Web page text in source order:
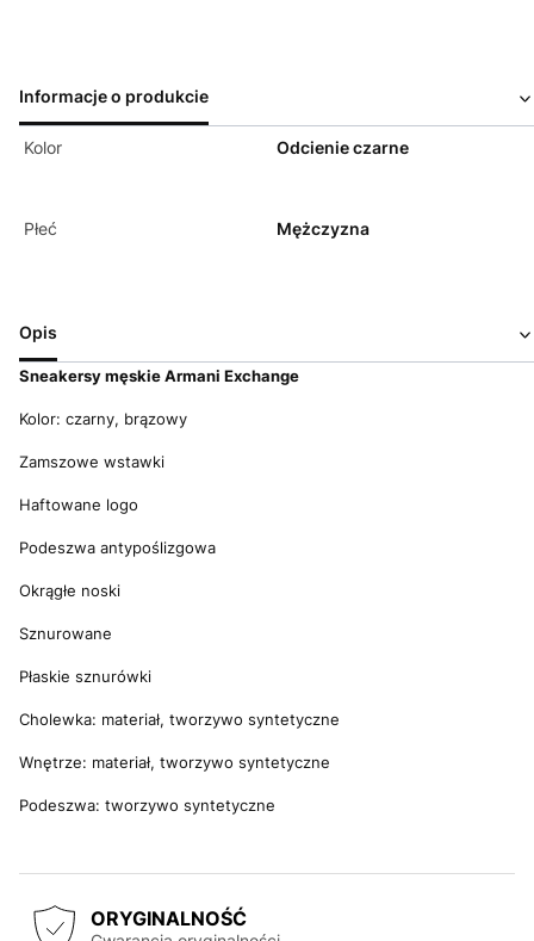
Informacje o produkcie
Kolor Odcienie czarne
Płeć Mężczyzna
Opis
Sneakersy męskie Armani Exchange
Kolor: czarny, brązowy
Zamszowe wstawki
Haftowane logo
Podeszwa antypoślizgowa
Okrągłe noski
Sznurowane
Płaskie sznurówki
Cholewka: materiał, tworzywo syntetyczne
Wnętrze: materiał, tworzywo syntetyczne
Podeszwa: tworzywo syntetyczne
ORYGINALNOŚĆ